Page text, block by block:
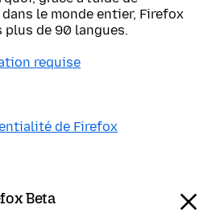
le monde entier, Firefox
de 90 langues.
requise
de Firefox
Beta